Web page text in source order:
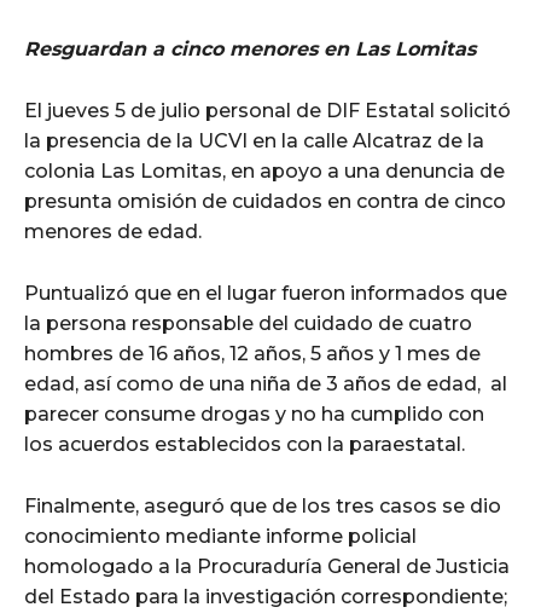
Resguardan a cinco menores en Las Lomitas
El jueves 5 de julio personal de DIF Estatal solicitó
la presencia de la UCVI en la calle Alcatraz de la
colonia Las Lomitas, en apoyo a una denuncia de
presunta omisión de cuidados en contra de cinco
menores de edad.
Puntualizó que en el lugar fueron informados que
la persona responsable del cuidado de cuatro
hombres de 16 años, 12 años, 5 años y 1 mes de
edad, así como de una niña de 3 años de edad, al
parecer consume drogas y no ha cumplido con
los acuerdos establecidos con la paraestatal.
Finalmente, aseguró que de los tres casos se dio
conocimiento mediante informe policial
homologado a la Procuraduría General de Justicia
del Estado para la investigación correspondiente;